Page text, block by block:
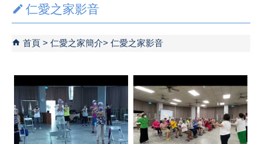
仁愛之家影音
首頁 仁愛之家簡介 仁愛之家影音